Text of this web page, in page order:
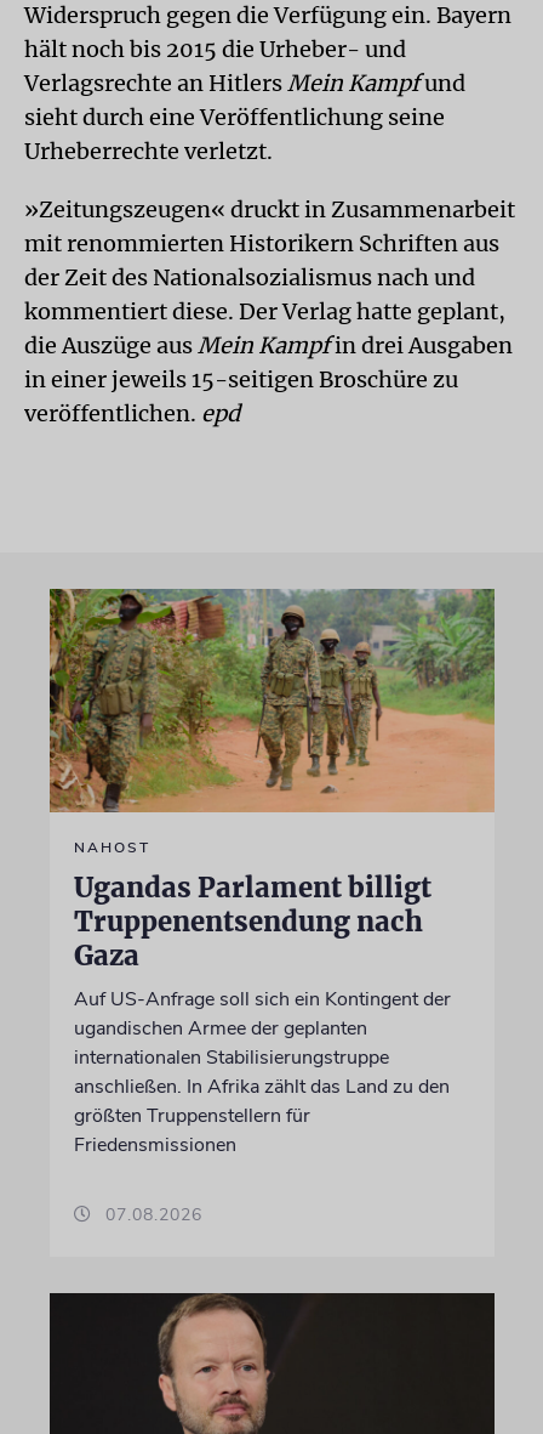
Widerspruch gegen die Verfügung ein. Bayern
hält noch bis 2015 die Urheber- und
Verlagsrechte an HitlersMein Kampfund
sieht durch eine Veröffentlichung seine
Urheberrechte verletzt.
»Zeitungszeugen« druckt in Zusammenarbeit
mit renommierten Historikern Schriften aus
der Zeit des Nationalsozialismus nach und
kommentiert diese. Der Verlag hatte geplant,
die Auszüge ausMein Kampfin drei Ausgaben
in einer jeweils 15-seitigen Broschüre zu
veröffentlichen. epd
NAHOST
Ugandas Parlament billigt
Truppenentsendung nach
Gaza
Auf US-Anfrage soll sich ein Kontingent der
ugandischen Armee der geplanten
internationalen Stabilisierungstruppe
anschließen. In Afrika zählt das Land zu den
größten Truppenstellern für
Friedensmissionen
07.08.2026